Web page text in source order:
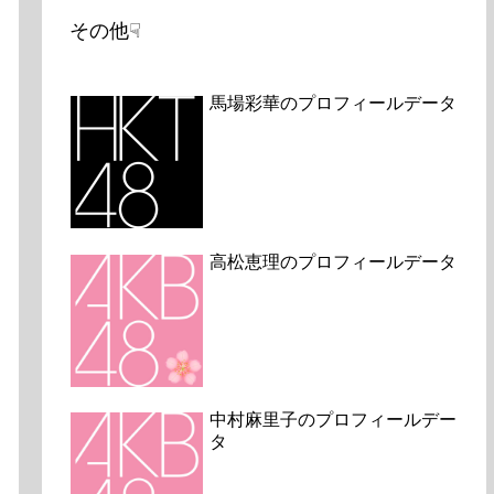
その他☟
馬場彩華のプロフィールデータ
高松恵理のプロフィールデータ
中村麻里子のプロフィールデー
タ